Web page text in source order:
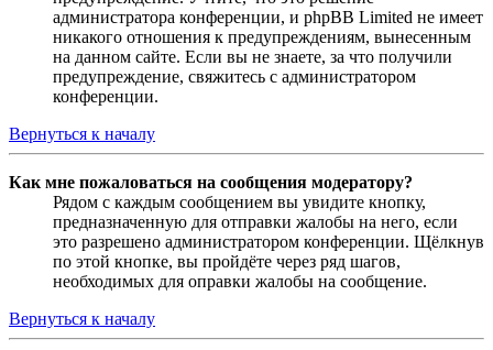
администратора конференции, и phpBB Limited не имеет
никакого отношения к предупреждениям, вынесенным
на данном сайте. Если вы не знаете, за что получили
предупреждение, свяжитесь с администратором
конференции.
Вернуться к началу
Как мне пожаловаться на сообщения модератору?
Рядом с каждым сообщением вы увидите кнопку,
предназначенную для отправки жалобы на него, если
это разрешено администратором конференции. Щёлкнув
по этой кнопке, вы пройдёте через ряд шагов,
необходимых для оправки жалобы на сообщение.
Вернуться к началу